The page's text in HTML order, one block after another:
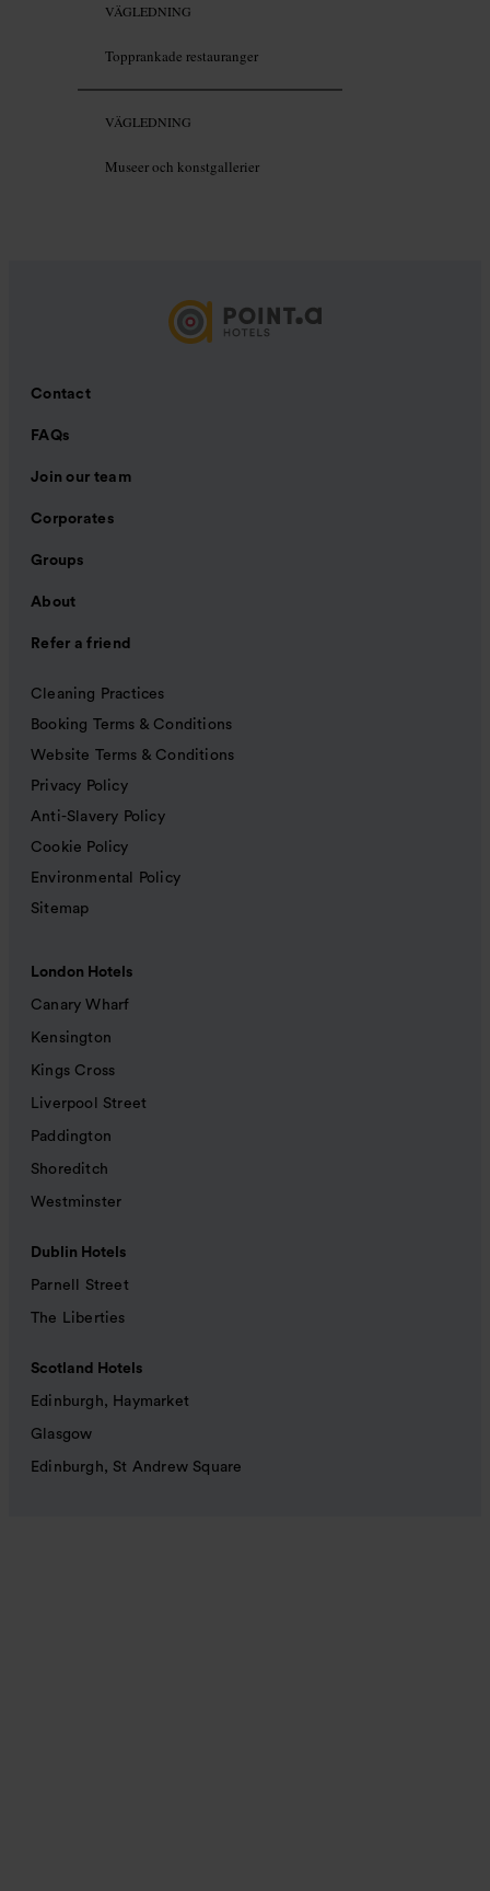
VÄGLEDNING
Topprankade restauranger
VÄGLEDNING
Museer och konstgallerier
Contact
FAQs
Join our team
Corporates
Groups
About
Refer a friend
Cleaning Practices
Booking Terms & Conditions
Website Terms & Conditions
Privacy Policy
Anti-Slavery Policy
Cookie Policy
Environmental Policy
Sitemap
London Hotels
Canary Wharf
Kensington
Kings Cross
Liverpool Street
Paddington
Shoreditch
Westminster
Dublin Hotels
Parnell Street
The Liberties
Scotland Hotels
Edinburgh, Haymarket
Glasgow
Edinburgh, St Andrew Square